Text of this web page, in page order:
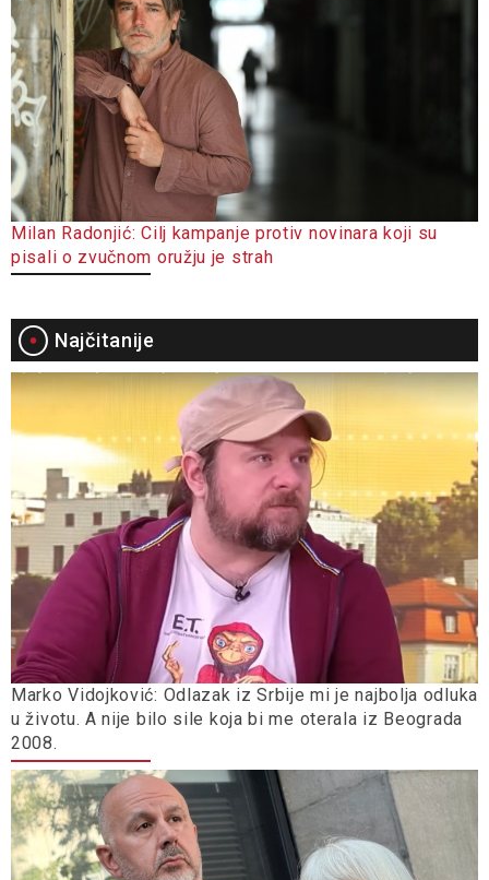
Milan Radonjić: Cilj kampanje protiv novinara koji su
pisali o zvučnom oružju je strah
Najčitanije
Marko Vidojković: Odlazak iz Srbije mi je najbolja odluka
u životu. A nije bilo sile koja bi me oterala iz Beograda
2008.